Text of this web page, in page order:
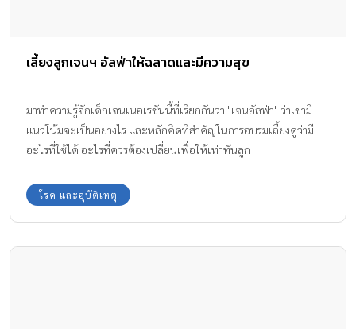
เลี้ยงลูกเจนฯ อัลฟ่าให้ฉลาดและมีความสุข
มาทำความรู้จักเด็กเจนเนอเรชั่นนี้ที่เรียกกันว่า "เจนอัลฟ่า" ว่าเขามี
แนวโน้มจะเป็นอย่างไร และหลักคิดที่สำคัญในการอบรมเลี้ยงดูว่ามี
อะไรที่ใช้ได้ อะไรที่ควรต้องเปลี่ยนเพื่อให้เท่าทันลูก
โรค และอุบัติเหตุ